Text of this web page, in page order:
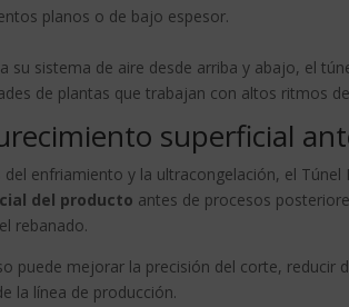
planos o de bajo espesor.
su sistema de aire desde arriba y abajo, el
de plantas que trabajan con altos ritmos
superficial
del enfriamiento y la ultracongelación, el
del producto antes de procesos
rebanado.
puede mejorar la precisión del corte,
la línea de producción.